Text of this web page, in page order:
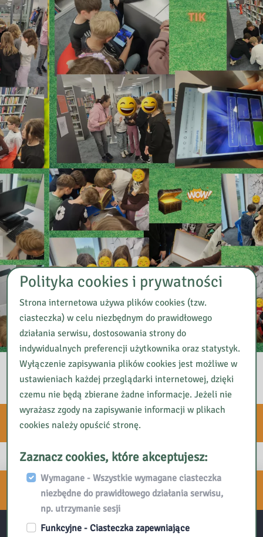
E-usługi
Zapisz się do naszego
NEWSLETTERA
Polityka cookies i prywatności
Strona internetowa używa plików cookies (tzw.
ciasteczka) w celu niezbędnym do prawidłowego
działania serwisu, dostosowania strony do
indywidualnych preferencji użytkownika oraz statystyk.
Wyłączenie zapisywania plików cookies jest możliwe w
ustawieniach każdej przeglądarki internetowej, dzięki
czemu nie będą zbierane żadne informacje. Jeżeli nie
wyrażasz zgody na zapisywanie informacji w plikach
cookies należy opuścić stronę.
Zaznacz cookies, które akceptujesz:
Wymagane - Wszystkie wymagane ciasteczka
niezbędne do prawidłowego działania serwisu,
np. utrzymanie sesji
Funkcyjne - Ciasteczka zapewniające